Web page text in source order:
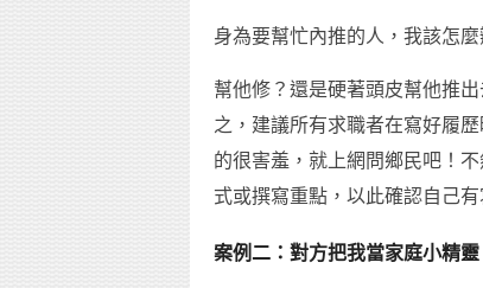
身為要幫忙內推的人，我該怎麼
幫他修？還是硬著頭皮幫他推
之，建議所有求職者在寫好履
的很害羞，就上網問鄉民吧！
式或撰寫重點，以此確認自己有
案例二：對方把我當家庭小精靈